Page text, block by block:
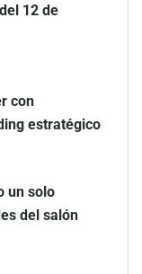
12 de
con
estratégico
un solo
del salón